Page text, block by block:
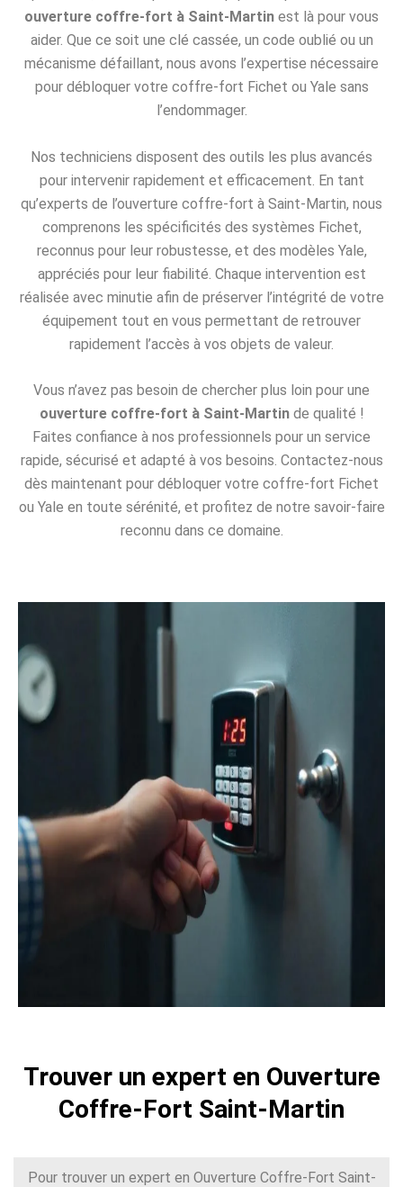
ouverture coffre-fort à Saint-Martin est là pour vous
aider. Que ce soit une clé cassée, un code oublié ou un
mécanisme défaillant, nous avons l’expertise nécessaire
pour débloquer votre coffre-fort Fichet ou Yale sans
l’endommager.
Nos techniciens disposent des outils les plus avancés
pour intervenir rapidement et efficacement. En tant
qu’experts de l’ouverture coffre-fort à Saint-Martin, nous
comprenons les spécificités des systèmes Fichet,
reconnus pour leur robustesse, et des modèles Yale,
appréciés pour leur fiabilité. Chaque intervention est
réalisée avec minutie afin de préserver l’intégrité de votre
équipement tout en vous permettant de retrouver
rapidement l’accès à vos objets de valeur.
Vous n’avez pas besoin de chercher plus loin pour une
ouverture coffre-fort à Saint-Martinde qualité !
Faites confiance à nos professionnels pour un service
rapide, sécurisé et adapté à vos besoins. Contactez-nous
dès maintenant pour débloquer votre coffre-fort Fichet
ou Yale en toute sérénité, et profitez de notre savoir-faire
reconnu dans ce domaine.
Trouver un expert en Ouverture
Coffre-Fort Saint-Martin
Pour trouver un expert en Ouverture Coffre-Fort Saint-